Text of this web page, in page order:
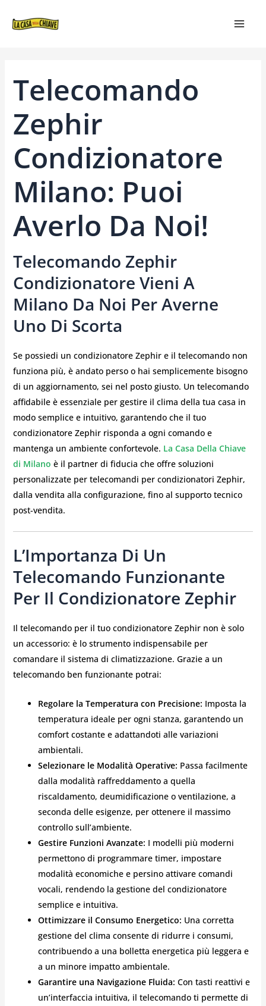
Telecomando
Zephir
Condizionatore
Milano: Puoi
Averlo Da Noi!
Telecomando Zephir
Condizionatore Vieni A
Milano Da Noi Per Averne
Uno Di Scorta
Se possiedi un condizionatore Zephir e il telecomando non
funziona più, è andato perso o hai semplicemente bisogno
di un aggiornamento, sei nel posto giusto. Un telecomando
affidabile è essenziale per gestire il clima della tua casa in
modo semplice e intuitivo, garantendo che il tuo
condizionatore Zephir risponda a ogni comando e
mantenga un ambiente confortevole. La Casa Della Chiave
di Milano è il partner di fiducia che offre soluzioni
personalizzate per telecomandi per condizionatori Zephir,
dalla vendita alla configurazione, fino al supporto tecnico
post-vendita.
L’Importanza Di Un
Telecomando Funzionante
Per Il Condizionatore Zephir
Il telecomando per il tuo condizionatore Zephir non è solo
un accessorio: è lo strumento indispensabile per
comandare il sistema di climatizzazione. Grazie a un
telecomando ben funzionante potrai:
Regolare la Temperatura con Precisione: Imposta la
temperatura ideale per ogni stanza, garantendo un
comfort costante e adattandoti alle variazioni
ambientali.
Selezionare le Modalità Operative: Passa facilmente
dalla modalità raffreddamento a quella
riscaldamento, deumidificazione o ventilazione, a
seconda delle esigenze, per ottenere il massimo
controllo sull’ambiente.
Gestire Funzioni Avanzate: I modelli più moderni
permettono di programmare timer, impostare
modalità economiche e persino attivare comandi
vocali, rendendo la gestione del condizionatore
semplice e intuitiva.
Ottimizzare il Consumo Energetico: Una corretta
gestione del clima consente di ridurre i consumi,
contribuendo a una bolletta energetica più leggera e
a un minore impatto ambientale.
Garantire una Navigazione Fluida: Con tasti reattivi e
un’interfaccia intuitiva, il telecomando ti permette di
ARTICOLI